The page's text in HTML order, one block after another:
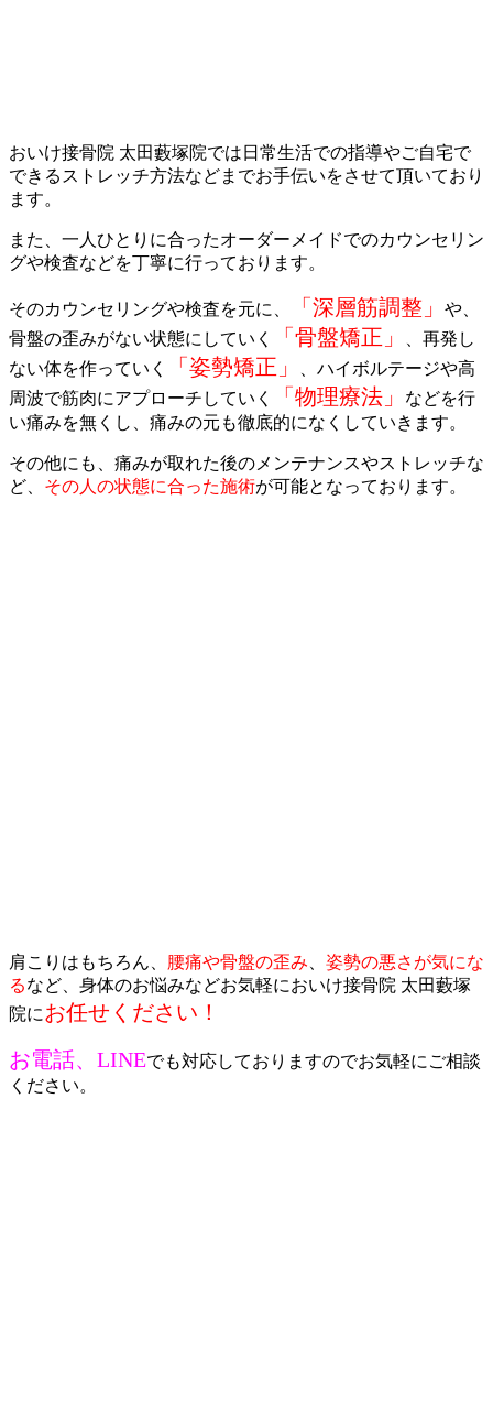
おいけ接骨院 太田藪塚院では日常生活での指導やご自宅で
できるストレッチ方法などまでお手伝いをさせて頂いており
ます。
また、一人ひとりに合ったオーダーメイドでのカウンセリン
グや検査などを丁寧に行っております。
そのカウンセリングや検査を元に、 「深層筋調整」
や、
骨盤の歪みがない状態にしていく
「骨盤矯正」
、再発し
ない体を作っていく
「姿勢矯正」
、ハイボルテージや高
周波で筋肉にアプローチしていく
「物理療法」
などを行
い痛みを無くし、痛みの元も徹底的になくしていきます。
その他にも、痛みが取れた後のメンテナンスやストレッチな
ど、 その人の状態に合った施術が可能となっております。
肩こりはもちろん、 腰痛や骨盤の歪み
姿勢の悪さが気にな
るなど、身体のお悩みなどお気軽においけ接骨院 太田藪塚
院に お任せください！
お電話、LINEでも対応しておりますのでお気軽にご相談
ください。